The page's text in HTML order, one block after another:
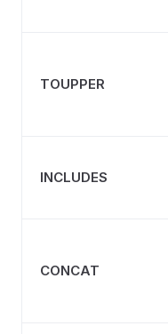
TOUPPER
INCLUDES
CONCAT